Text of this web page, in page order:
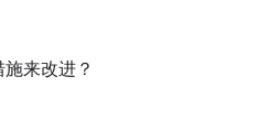
来改进？